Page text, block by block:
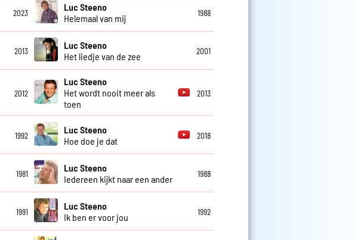
2023
Luc Steeno
Helemaal van mij
1988
2013
Luc Steeno
Het liedje van de zee
2001
2012
Luc Steeno
Het wordt nooit meer als
toen
2013
1992
Luc Steeno
Hoe doe je dat
2018
1981
Luc Steeno
Iedereen kijkt naar een ander
1988
1991
Luc Steeno
Ik ben er voor jou
1992